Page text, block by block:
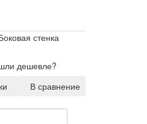
стенка
дешевле?
В сравнение